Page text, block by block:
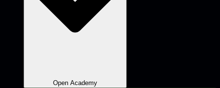
Open Academy